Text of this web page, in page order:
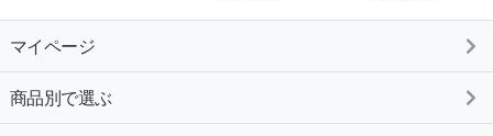
マイページ
商品別で選ぶ